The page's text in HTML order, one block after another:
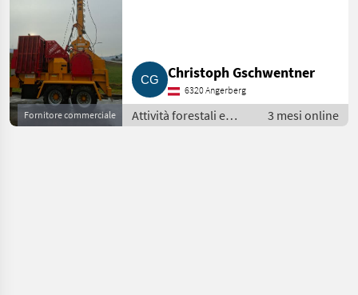
Fornitore commerciale
Christoph Gschwentner
6320 Angerberg
Attività forestali e
lavorazione del legno
3 mesi online